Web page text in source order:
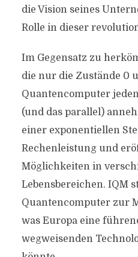
die Vision seines
Rolle in dieser
Im Gegensatz zu
die nur die Zustände 0
Quantencomputer
(und das parallel)
einer exponentiellen
Rechenleistung und
Möglichkeiten in
Lebensbereichen. IQM
Quantencomputer zur
was Europa eine
wegweisenden